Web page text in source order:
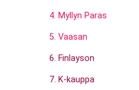
4. Myllyn Paras
5. Vaasan
6. Finlayson
7. K-kauppa